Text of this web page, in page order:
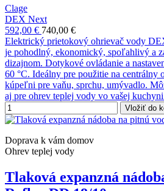
Clage
DEX Next
592,00 € 740,00 €
Elektrický prietokový ohrievač vody
je pohodlný, ekonomický, spoľahlivý a
dizajnom. Dotykové ovládanie a
60 °C. Ideálny pre použitie na centrálny
kúpeľni pre vaňu, sprchu, umývadlo.
aj pre ohrev teplej vody vo vašej
Vložiť do
Doprava k vám domov
Ohrev teplej vody
Tlaková expanzná